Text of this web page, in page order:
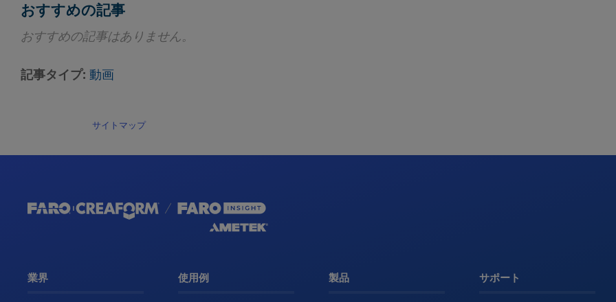
おすすめの記事
おすすめの記事はありません。
記事タイプ 動画
サイトマップ
業界 使用例 製品 サポート